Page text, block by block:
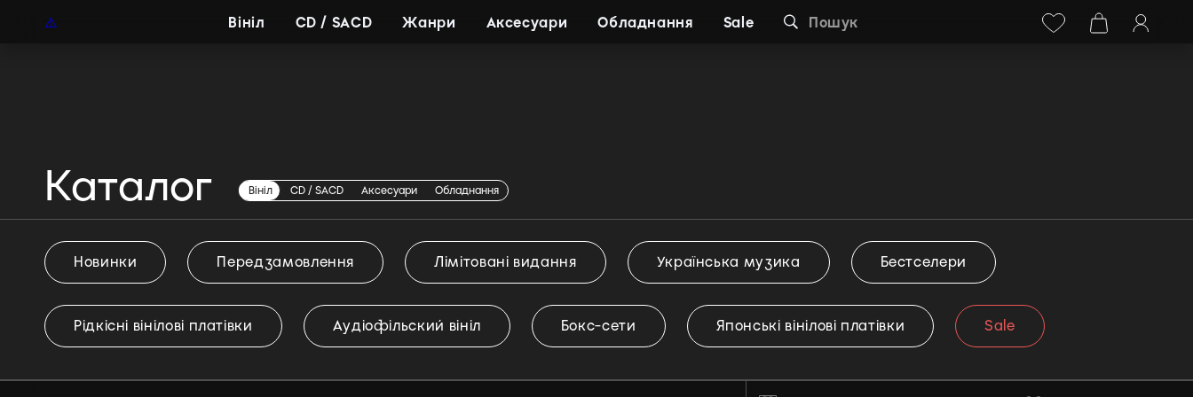
+38 (068) 778-40-38
Вініл CD / SACD Жанри Аксесуари Обладнання Sale Пошук
Каталог Вініл CD / SACD Аксесуари Обладнання
Danger Mouse
Новинки Передзамовлення Лімітовані видання Українська музика Бестселери
Рідкісні вінілові платівки Аудіофільский вініл Бокс-сети Японські вінілові платівки Sale